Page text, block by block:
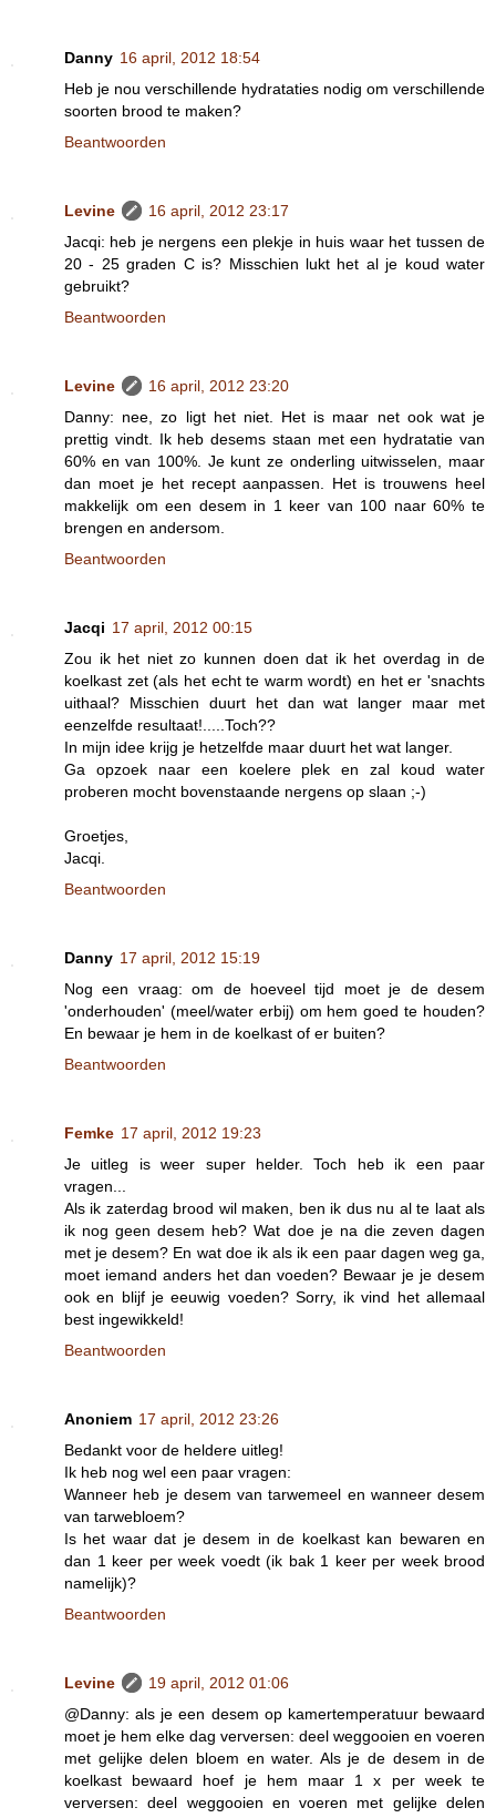
Danny 16 april, 2012 18:54
Heb je nou verschillende hydrataties nodig om verschillende
soorten brood te maken?
Beantwoorden
Levine
16 april, 2012 23:17
Jacqi: heb je nergens een plekje in huis waar het tussen de
20 - 25 graden C is? Misschien lukt het al je koud water
gebruikt?
Beantwoorden
Levine
16 april, 2012 23:20
Danny: nee, zo ligt het niet. Het is maar net ook wat je
prettig vindt. Ik heb desems staan met een hydratatie van
60% en van 100%. Je kunt ze onderling uitwisselen, maar
dan moet je het recept aanpassen. Het is trouwens heel
makkelijk om een desem in 1 keer van 100 naar 60% te
brengen en andersom.
Beantwoorden
Jacqi 17 april, 2012 00:15
Zou ik het niet zo kunnen doen dat ik het overdag in de
koelkast zet (als het echt te warm wordt) en het er 'snachts
uithaal? Misschien duurt het dan wat langer maar met
eenzelfde resultaat!.....Toch??
In mijn idee krijg je hetzelfde maar duurt het wat langer.
Ga opzoek naar een koelere plek en zal koud water
proberen mocht bovenstaande nergens op slaan ;-)
Groetjes,
Jacqi.
Beantwoorden
Danny 17 april, 2012 15:19
Nog een vraag: om de hoeveel tijd moet je de desem
'onderhouden' (meel/water erbij) om hem goed te houden?
En bewaar je hem in de koelkast of er buiten?
Beantwoorden
Femke 17 april, 2012 19:23
Je uitleg is weer super helder. Toch heb ik een paar
vragen...
Als ik zaterdag brood wil maken, ben ik dus nu al te laat als
ik nog geen desem heb? Wat doe je na die zeven dagen
met je desem? En wat doe ik als ik een paar dagen weg ga,
moet iemand anders het dan voeden? Bewaar je je desem
ook en blijf je eeuwig voeden? Sorry, ik vind het allemaal
best ingewikkeld!
Beantwoorden
Anoniem 17 april, 2012 23:26
Bedankt voor de heldere uitleg!
Ik heb nog wel een paar vragen:
Wanneer heb je desem van tarwemeel en wanneer desem
van tarwebloem?
Is het waar dat je desem in de koelkast kan bewaren en
dan 1 keer per week voedt (ik bak 1 keer per week brood
namelijk)?
Beantwoorden
Levine
19 april, 2012 01:06
@Danny: als je een desem op kamertemperatuur bewaard
moet je hem elke dag verversen: deel weggooien en voeren
met gelijke delen bloem en water. Als je de desem in de
koelkast bewaard hoef je hem maar 1 x per week te
verversen: deel weggooien en voeren met gelijke delen